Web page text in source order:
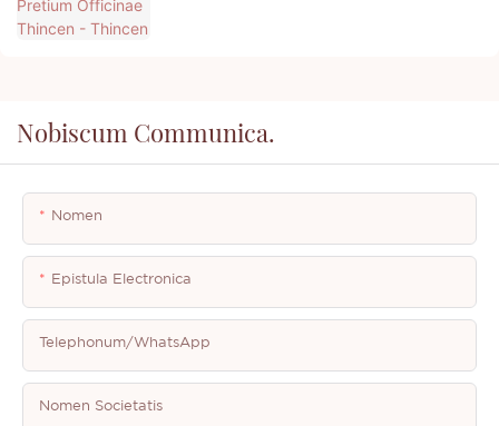
Nobiscum Communica.
Nomen
Epistula Electronica
Telephonum/WhatsApp
Nomen Societatis